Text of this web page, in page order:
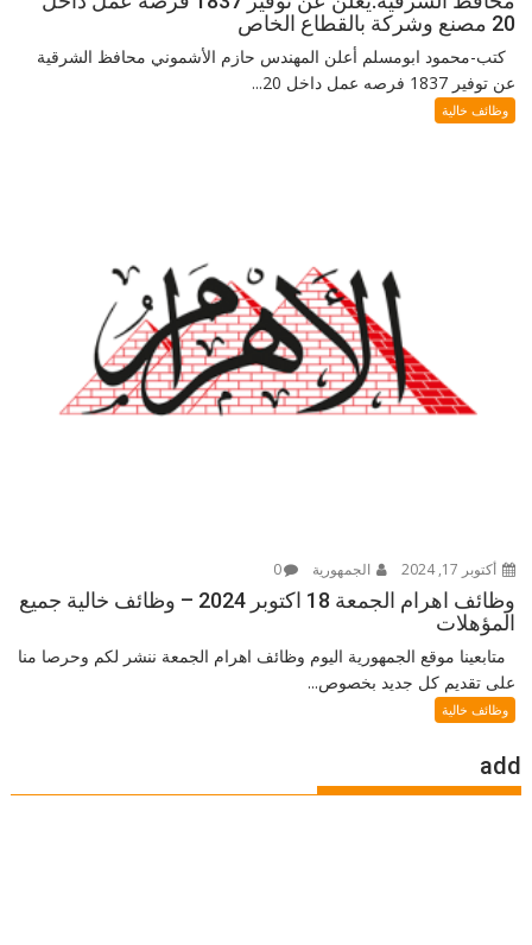
20 مصنع وشركة بالقطاع الخاص
كتب-محمود ابومسلم أعلن المهندس حازم الأشموني محافظ الشرقية
عن توفير 1837 فرصه عمل داخل 20...
وظائف خالية
أكتوبر 17, 2024 الجمهورية 0
وظائف اهرام الجمعة 18 اكتوبر 2024 – وظائف خالية جميع
المؤهلات
متابعينا موقع الجمهورية اليوم وظائف اهرام الجمعة ننشر لكم وحرصا منا
على تقديم كل جديد بخصوص...
وظائف خالية
add